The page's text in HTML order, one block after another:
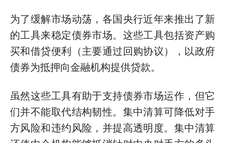
为了缓解市场动荡，各国央行近年来推出了新
的工具来稳定债券市场。这些工具包括资产购
买和借贷便利（主要通过回购协议），以政府
债券为抵押向金融机构提供贷款。
虽然这些工具有助于支持债券市场运作，但它
们并不能取代结构韧性。集中清算可降低对手
方风险和违约风险，并提高透明度。集中清算